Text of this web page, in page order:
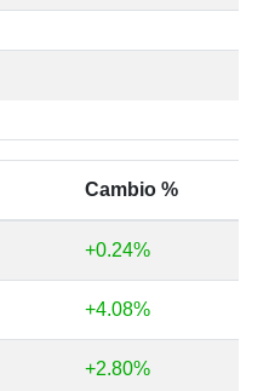
Cambio %
+0.24%
+4.08%
+2.80%